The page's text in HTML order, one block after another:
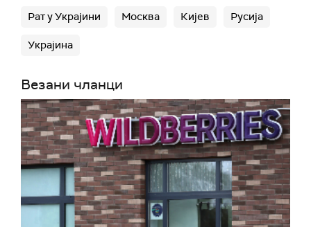
Рат у Украјини Москва Кијев Русија
Украјина
Везани чланци